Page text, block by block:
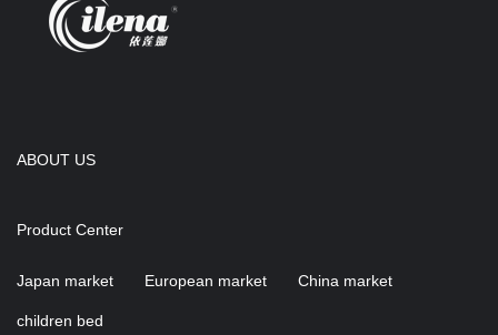
ABOUT US
Product Center
Japan market European market China market
children bed